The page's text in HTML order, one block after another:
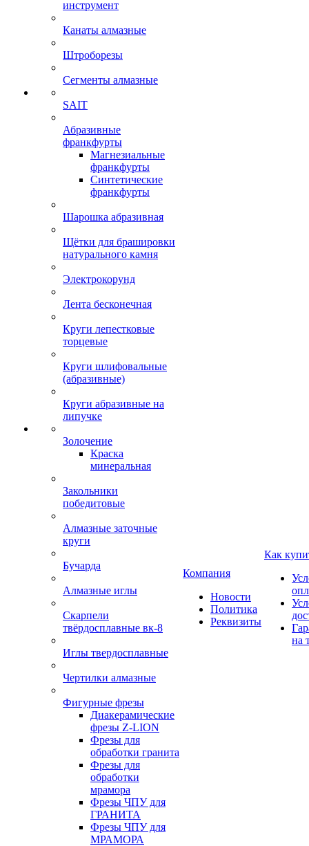
инструмент
Канаты алмазные
Штроборезы
Сегменты алмазные
SAIT
Абразивные
франкфурты
Магнезиальные
франкфурты
Синтетические
франкфурты
Шарошка абразивная
Щётки для брашировки
натурального камня
Электрокорунд
Лента бесконечная
Круги лепестковые
торцевые
Круги шлифовальные
(абразивные)
Круги абразивные на
липучке
Золочение
Краска
минеральная
Закольники
победитовые
Алмазные заточные
круги
Бучарда
Алмазные иглы
Скарпели
твёрдосплавные вк-8
Иглы твердосплавные
Чертилки алмазные
Фигурные фрезы
Диакерамические
фрезы Z-LION
Фрезы для
обработки гранита
Фрезы для
обработки
мрамора
Фрезы ЧПУ для
ГРАНИТА
Фрезы ЧПУ для
МРАМОРА
Компания
Новости
Политика
Реквизиты
Как
на